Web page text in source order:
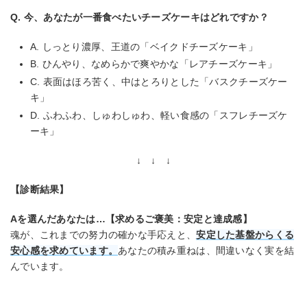
Q. 今、あなたが一番食べたいチーズケーキはどれですか？
A. しっとり濃厚、王道の「ベイクドチーズケーキ」
B. ひんやり、なめらかで爽やかな「レアチーズケーキ」
C. 表面はほろ苦く、中はとろりとした「バスクチーズケー
キ」
D. ふわふわ、しゅわしゅわ、軽い食感の「スフレチーズケ
ーキ」
↓ ↓ ↓
【診断結果】
Aを選んだあなたは…【求めるご褒美：安定と達成感】
魂が、これまでの努力の確かな手応えと、安定した基盤からくる
安心感を求めています。 あなたの積み重ねは、間違いなく実を結
んでいます。